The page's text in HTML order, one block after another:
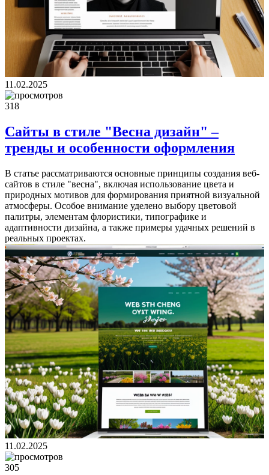
11.02.2025
318
Сайты в стиле "Весна дизайн" –
тренды и особенности оформления
В статье рассматриваются основные принципы создания веб-
сайтов в стиле "весна", включая использование цвета и
природных мотивов для формирования приятной визуальной
атмосферы. Особое внимание уделено выбору цветовой
палитры, элементам флористики, типографике и
адаптивности дизайна, а также примеры удачных решений в
реальных проектах.
11.02.2025
305